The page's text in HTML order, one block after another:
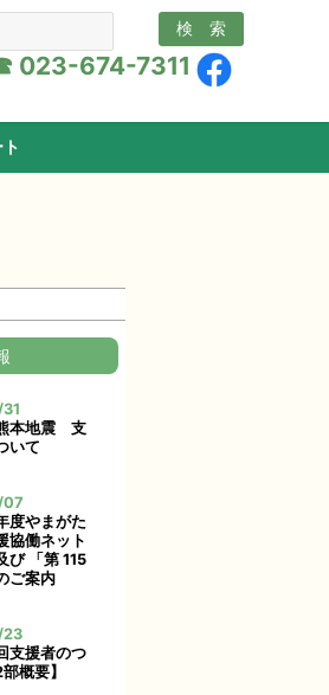
023-674-7311
本地震 支
いて
度やまがた
協働ネット
び 「第 115
ご案内
支援者のつ
概要】